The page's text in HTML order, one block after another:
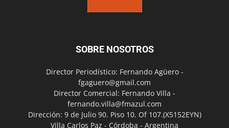
SOBRE NOSOTROS
Director Periodístico: Fernando Agüero -
fgaguero@gmail.com
Director Comercial: Fernando Villa -
fernando.villa@fmazul.com
Dirección: 9 de Julio 90. Piso 10. Of 107.(X5152EYN)
Villa Carlos Paz - Córdoba - Argentina